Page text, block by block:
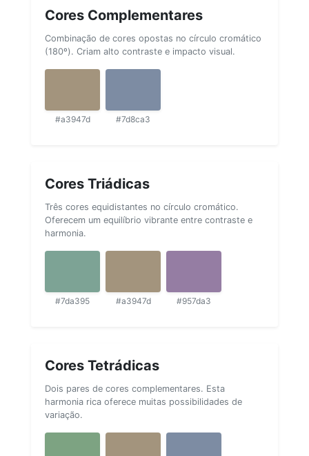
Cores Complementares
Combinação de cores opostas no círculo cromático
(180º). Criam alto contraste e impacto visual.
#a3947d #7d8ca3
Cores Triádicas
Três cores equidistantes no círculo cromático.
Oferecem um equilíbrio vibrante entre contraste e
harmonia.
#7da395 #a3947d #957da3
Cores Tetrádicas
Dois pares de cores complementares. Esta
harmonia rica oferece muitas possibilidades de
variação.